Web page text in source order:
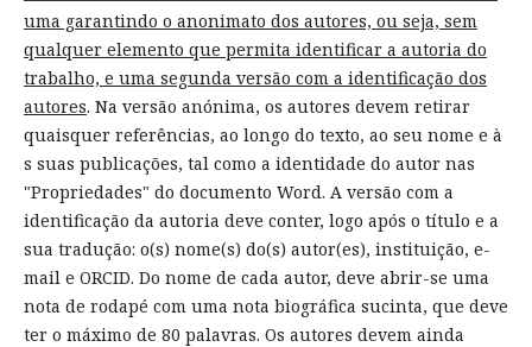
uma garantindo o anonimato dos autores, ou seja, sem
qualquer elemento que permita identificar a autoria do
trabalho, e uma segunda versão com a identificação dos
autores. Na versão anónima, os autores devem retirar
quaisquer referências, ao longo do texto, ao seu nome e à
s suas publicações, tal como a identidade do autor nas
"Propriedades" do documento Word. A versão com a
identificação da autoria deve conter, logo após o título e a
sua tradução: o(s) nome(s) do(s) autor(es), instituição, e-
mail e ORCID. Do nome de cada autor, deve abrir-se uma
nota de rodapé com uma nota biográfica sucinta, que deve
ter o máximo de 80 palavras. Os autores devem ainda